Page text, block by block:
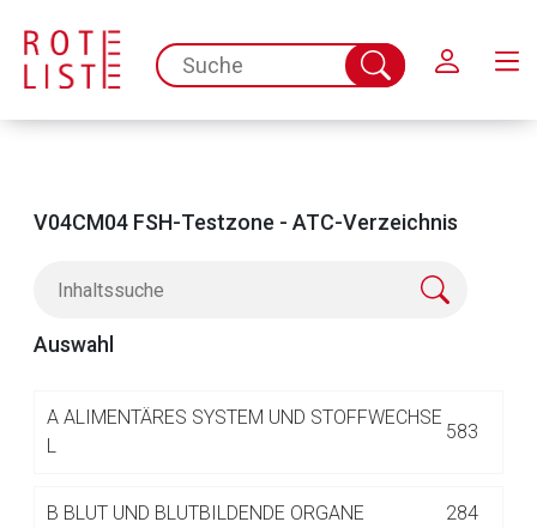
spc.search.input.placeholder
Suche
abschicken
V04CM04 FSH-Testzone - ATC-Verzeichnis
Auswahl
A ALIMENTÄRES SYSTEM UND STOFFWECHSE
L
583
B BLUT UND BLUTBILDENDE ORGANE 284
Aufruf einer externen Seite
Seite. Für die Inhalte der externen Web-Seite ist deren